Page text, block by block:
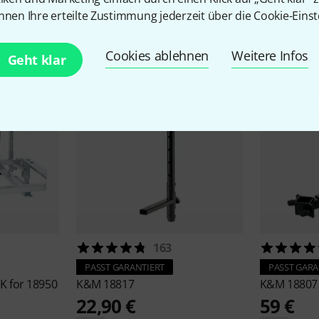
Ihre erteilte Zustimmung jederzeit über die Cookie-
Geht klar Cookies ablehnen Weitere Infos
& passende
for 18950
163
PASST GARANTIERT
K&M 18817
22,90 €
PASST
K&M 18807
59 €